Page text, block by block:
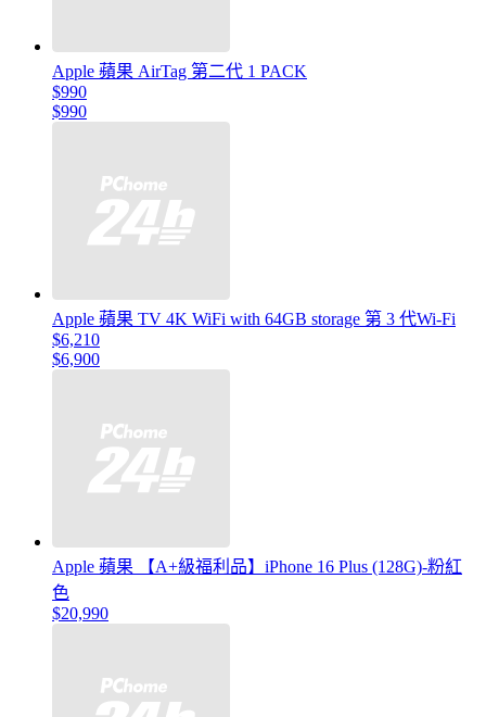
Apple 蘋果 AirTag 第二代 1 PACK
$990
$990
Apple 蘋果 TV 4K WiFi with 64GB storage 第 3 代Wi-Fi
$6,210
$6,900
Apple 蘋果 【A+級福利品】iPhone 16 Plus (128G)-粉紅
色
$20,990